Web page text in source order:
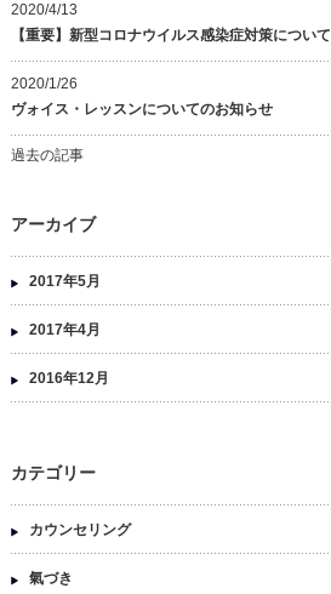
2020/4/13
【重要】新型コロナウイルス感染症対策について
2020/1/26
ヴォイス・レッスンについてのお知らせ
過去の記事
アーカイブ
2017年5月
2017年4月
2016年12月
カテゴリー
カウンセリング
氣づき